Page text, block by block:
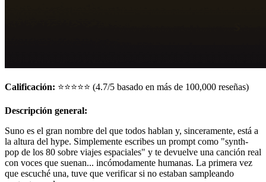
Calificación: ⭐⭐⭐⭐⭐ (4.7/5 basado en más de 100,000 reseñas)
Descripción general:
Suno es el gran nombre del que todos hablan y, sinceramente, está a
la altura del hype. Simplemente escribes un prompt como "synth-
pop de los 80 sobre viajes espaciales" y te devuelve una canción real
con voces que suenan... incómodamente humanas. La primera vez
que escuché una, tuve que verificar si no estaban sampleando